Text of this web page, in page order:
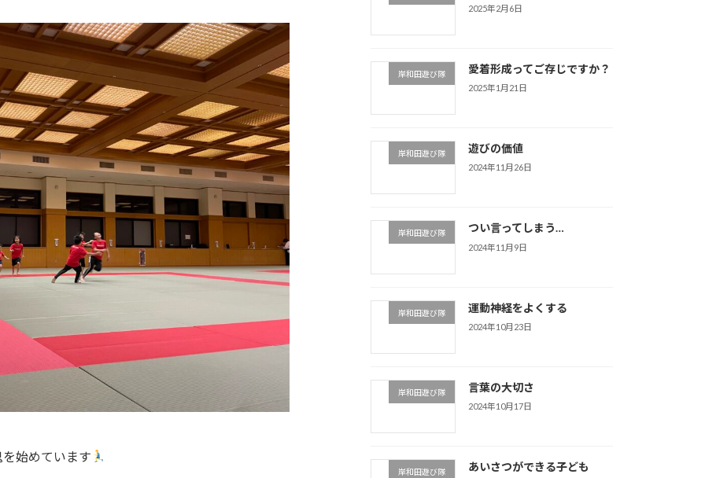
始めています
2025年2月6日
岸和田遊び隊 愛着形成ってご存じですか？
2025年1月21日
岸和田遊び隊 遊びの価値
2024年11月26日
岸和田遊び隊 つい言ってしまう…
2024年11月9日
岸和田遊び隊 運動神経をよくする
2024年10月23日
岸和田遊び隊 言葉の大切さ
2024年10月17日
岸和田遊び隊 あいさつができる子ども